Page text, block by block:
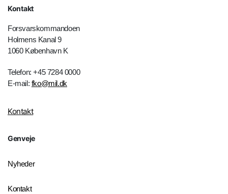
Kontakt
Forsvarskommandoen
Holmens Kanal 9
1060 København K
Telefon: +45 7284 0000
E-mail: fko@mil.dk
Kontakt
Genveje
Nyheder
Kontakt